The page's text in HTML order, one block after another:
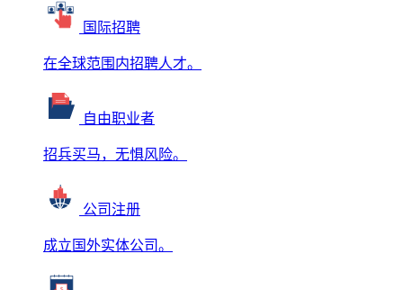
国际招聘
在全球范围内招聘人才。
自由职业者
招兵买马，无惧风险。
公司注册
成立国外实体公司。